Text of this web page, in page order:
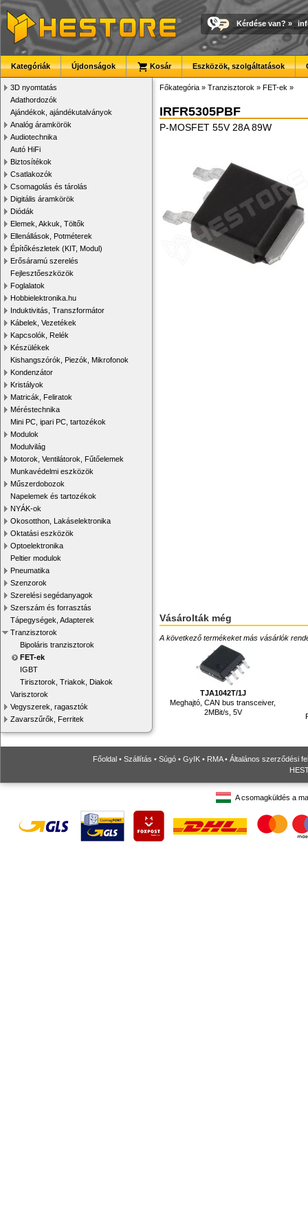
Kérdése van? »
Kategóriák Újdonságok Kosár Eszközök, szolgáltatások
3D nyomtatás
Adathordozók
Ajándékok, ajándékutalványok
Analóg áramkörök
Audiotechnika
Autó HiFi
Biztosítékok
Csatlakozók
Csomagolás és tárolás
Digitális áramkörök
Diódák
Elemek, Akkuk, Töltők
Ellenállások, Potméterek
Építőkészletek (KIT, Modul)
Erősáramú szerelés
Fejlesztőeszközök
Foglalatok
Hobbielektronika.hu
Induktivitás, Transzformátor
Kábelek, Vezetékek
Kapcsolók, Relék
Készülékek
Kishangszórók, Piezók, Mikrofonok
Kondenzátor
Kristályok
Matricák, Feliratok
Méréstechnika
Mini PC, ipari PC, tartozékok
Modulok
Modulvilág
Motorok, Ventilátorok, Fűtőelemek
Munkavédelmi eszközök
Műszerdobozok
Napelemek és tartozékok
NYÁK-ok
Okosotthon, Lakáselektronika
Oktatási eszközök
Optoelektronika
Peltier modulok
Pneumatika
Szenzorok
Szerelési segédanyagok
Szerszám és forrasztás
Tápegységek, Adapterek
Tranzisztorok
Bipoláris tranzisztorok
FET-ek
IGBT
Tirisztorok, Triakok, Diakok
Varisztorok
Vegyszerek, ragasztók
Zavarszűrők, Ferritek
Főkategória » Tranzisztorok » FET-ek »
IRFR5305PBF
P-MOSFET 55V 28A 89W
Vásárolták még
A következő termékeket más vásárlók
TJA1042T/1J
Meghajtó, CAN bus transceiver,
2MBit/s, 5V
Főoldal • Szállítás • Súgó • GyIK • RMA• Általános szerződési
A csomagküldés a